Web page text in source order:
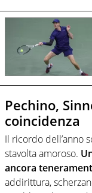
Pechino,
coincidenza
Il ricordo dell’anno
stavolta amoroso.
ancora
addirittura,